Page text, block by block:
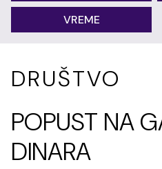
VREME
DRUŠTVO
POPUST NA
DINARA